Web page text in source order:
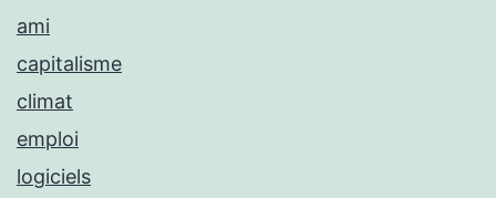
ami
capitalisme
climat
emploi
logiciels